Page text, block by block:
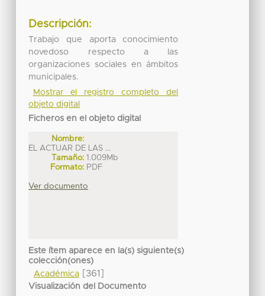
Descripción:
Trabajo que aporta conocimiento
novedoso respecto a las
organizaciones sociales en ámbitos
municipales.
Mostrar el registro completo del
objeto digital
Ficheros en el objeto digital
Nombre:
EL ACTUAR DE LAS ...
Tamaño: 1.009Mb
Formato: PDF
Ver documento
Este ítem aparece en la(s) siguiente(s)
colección(ones)
Académica[361]
Visualización del Documento